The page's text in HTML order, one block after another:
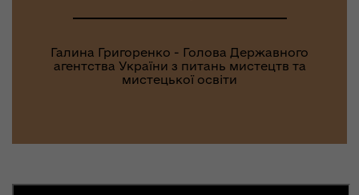
Галина Григоренко - Голова Державного
агентства України з питань мистецтв та
мистецької освіти